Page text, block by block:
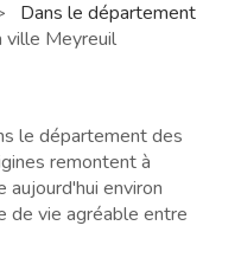
Dans le département
ville Meyreuil
le département des
remontent à
environ
de vie agréable entre